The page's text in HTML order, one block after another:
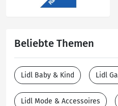
Beliebte Themen
Lidl Baby & Kind Lidl
Lidl Mode & Accessoires